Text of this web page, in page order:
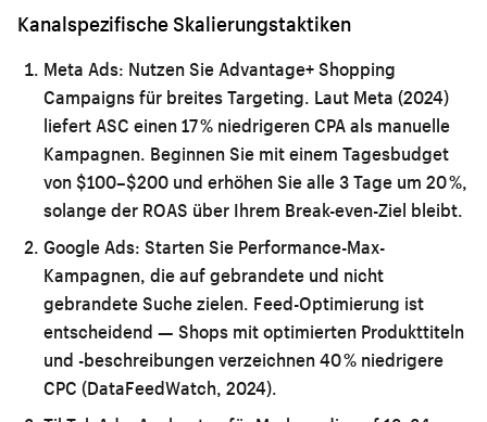
Kanalspezifische Skalierungstaktiken
Meta Ads: Nutzen Sie Advantage+ Shopping
Campaigns für breites Targeting. Laut Meta (2024)
liefert ASC einen 17 % niedrigeren CPA als manuelle
Kampagnen. Beginnen Sie mit einem Tagesbudget
von $100–$200 und erhöhen Sie alle 3 Tage um 20 %,
solange der ROAS über Ihrem Break-even-Ziel bleibt.
Google Ads: Starten Sie Performance-Max-
Kampagnen, die auf gebrandete und nicht
gebrandete Suche zielen. Feed-Optimierung ist
entscheidend — Shops mit optimierten Produkttiteln
und -beschreibungen verzeichnen 40 % niedrigere
CPC (DataFeedWatch, 2024).